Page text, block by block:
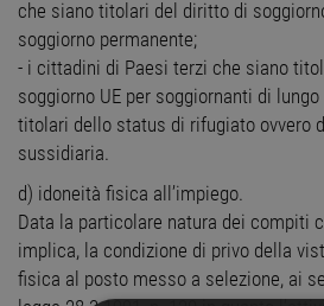
che siano titolari del diritto di
soggiorno permanente;
- i cittadini di Paesi terzi che siano
soggiorno UE per soggiornanti di
titolari dello status di rifugiato ovvero
sussidiaria.
d) idoneità fisica all’impiego.
Data la particolare natura dei compiti
implica, la condizione di privo della
fisica al posto messo a selezione, ai